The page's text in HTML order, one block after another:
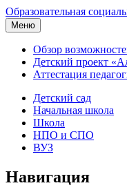
Образовательная
Меню
Обзор
Детский проект
Аттестация
Детский сад
Начальная школа
Школа
НПО и СПО
ВУЗ
Навигация